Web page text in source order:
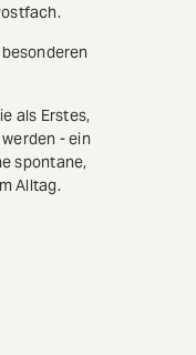
als Erstes,
- ein
spontane,
Alltag.